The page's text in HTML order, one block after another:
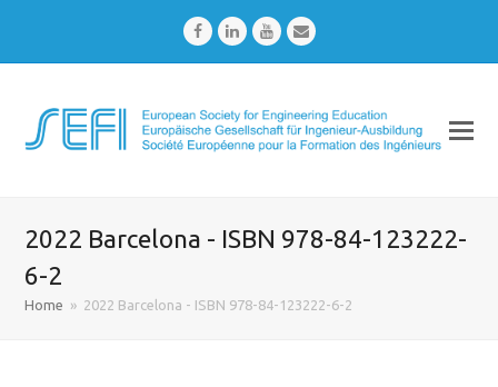
FacebookLinkedInYoutubeEmail
2022 Barcelona - ISBN 978-84-123222-
6-2
Home » 2022 Barcelona - ISBN 978-84-123222-6-2